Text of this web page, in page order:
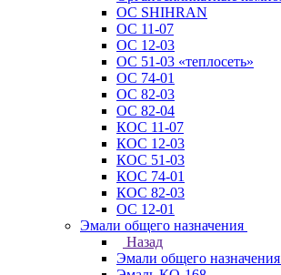
ОС SHIHRAN
ОС 11-07
ОС 12-03
ОС 51-03 «теплосеть»
ОС 74-01
ОС 82-03
ОС 82-04
КОС 11-07
КОС 12-03
КОС 51-03
КОС 74-01
КОС 82-03
ОС 12-01
Эмали общего назначения
Назад
Эмали общего назначения